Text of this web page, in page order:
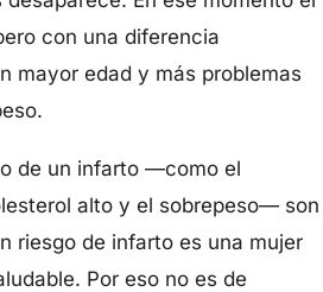
con una diferencia
mayor edad y más problemas
de un infarto —como el
alto y el sobrepeso— son
riesgo de infarto es una mujer
Por eso no es de